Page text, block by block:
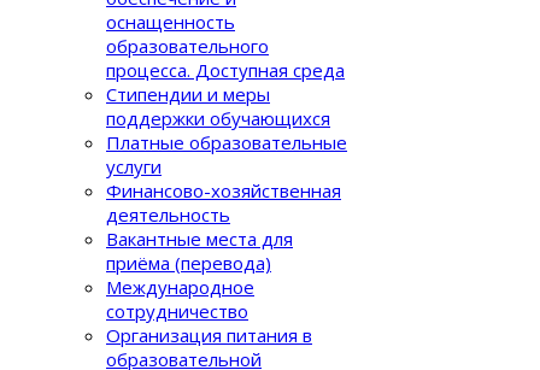
оснащенность
образовательного
процеcса. Доступная среда
Стипендии и меры
поддержки обучающихся
Платные образовательные
услуги
Финансово-хозяйственная
деятельность
Вакантные места для
приёма (перевода)
Международное
сотрудничество
Организация питания в
образовательной